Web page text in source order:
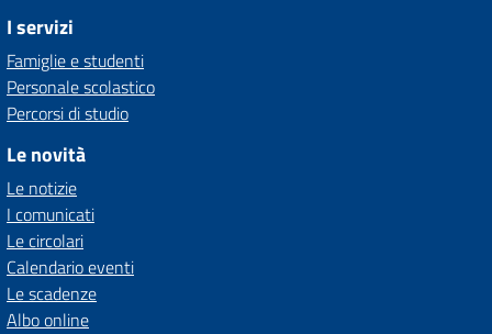
I servizi
Famiglie e studenti
Personale scolastico
Percorsi di studio
Le novità
Le notizie
I comunicati
Le circolari
Calendario eventi
Le scadenze
Albo online